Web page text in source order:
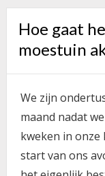
Hoe gaat
moestuin
We zijn
maand nadat
kweken in onze
start van ons